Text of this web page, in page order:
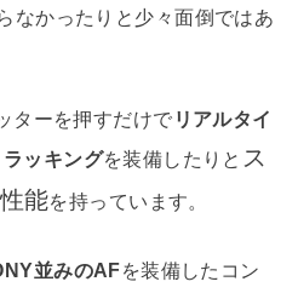
なかったりと少々面倒ではあ
ターを押すだけで リアルタイ
ッキングを装備したりと ス
能を持っています。
並みのAFを装備したコン